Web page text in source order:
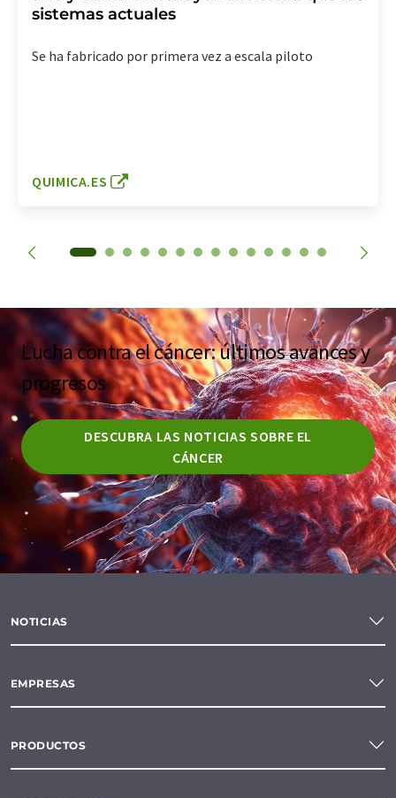
sistemas actuales
Se ha fabricado por primera vez a escala piloto
QUIMICA.ES
Lucha contra el cáncer: últimos avances y
progresos
DESCUBRA LAS NOTICIAS SOBRE EL
CÁNCER
NOTICIAS
EMPRESAS
PRODUCTOS